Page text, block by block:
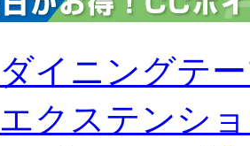
ダイニングテ
エクステンシ